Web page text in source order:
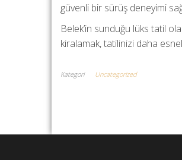
güvenli bir sürüş deneyimi
Belek’in sunduğu lüks tatil
kiralamak, tatilinizi daha
Kategori Uncategorized